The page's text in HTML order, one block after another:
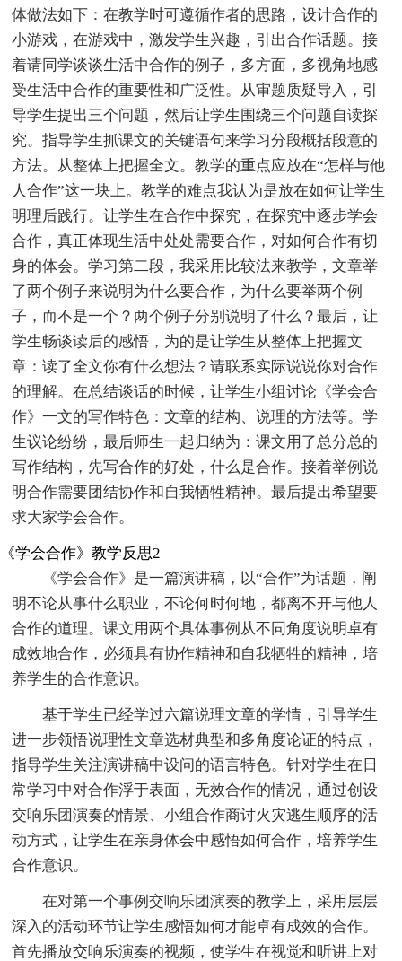
体做法如下：在教学时可遵循作者的思路，设计合作的
小游戏，在游戏中，激发学生兴趣，引出合作话题。接
着请同学谈谈生活中合作的例子，多方面，多视角地感
受生活中合作的重要性和广泛性。从审题质疑导入，引
导学生提出三个问题，然后让学生围绕三个问题自读探
究。指导学生抓课文的关键语句来学习分段概括段意的
方法。从整体上把握全文。教学的重点应放在“怎样与他
人合作”这一块上。教学的难点我认为是放在如何让学生
明理后践行。让学生在合作中探究，在探究中逐步学会
合作，真正体现生活中处处需要合作，对如何合作有切
身的体会。学习第二段，我采用比较法来教学，文章举
了两个例子来说明为什么要合作，为什么要举两个例
子，而不是一个？两个例子分别说明了什么？最后，让
学生畅谈读后的感悟，为的是让学生从整体上把握文
章：读了全文你有什么想法？请联系实际说说你对合作
的理解。在总结谈话的时候，让学生小组讨论《学会合
作》一文的写作特色：文章的结构、说理的方法等。学
生议论纷纷，最后师生一起归纳为：课文用了总分总的
写作结构，先写合作的好处，什么是合作。接着举例说
明合作需要团结协作和自我牺牲精神。最后提出希望要
求大家学会合作。
《学会合作》教学反思2
《学会合作》是一篇演讲稿，以“合作”为话题，阐
明不论从事什么职业，不论何时何地，都离不开与他人
合作的道理。课文用两个具体事例从不同角度说明卓有
成效地合作，必须具有协作精神和自我牺牲的精神，培
养学生的合作意识。
基于学生已经学过六篇说理文章的学情，引导学生
进一步领悟说理性文章选材典型和多角度论证的特点，
指导学生关注演讲稿中设问的语言特色。针对学生在日
常学习中对合作浮于表面，无效合作的情况，通过创设
交响乐团演奏的情景、小组合作商讨火灾逃生顺序的活
动方式，让学生在亲身体会中感悟如何合作，培养学生
合作意识。
在对第一个事例交响乐团演奏的教学上，采用层层
深入的活动环节让学生感悟如何才能卓有成效的合作。
首先播放交响乐演奏的视频，使学生在视觉和听讲上对